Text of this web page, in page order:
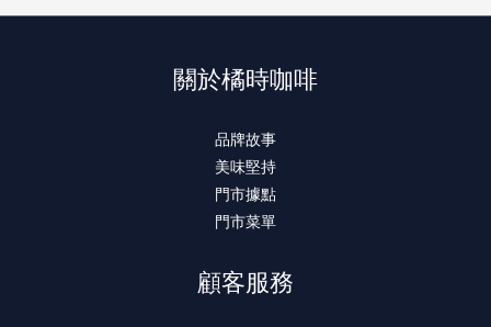
關於橘時咖啡
品牌故事
美味堅持
門市據點
門市菜單
顧客服務